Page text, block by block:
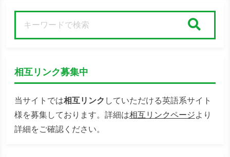
相互リンク募集中
当サイトでは相互リンク していただける英語系サイト
様を募集しております。詳細は相互リンクページより
詳細をご確認ください。